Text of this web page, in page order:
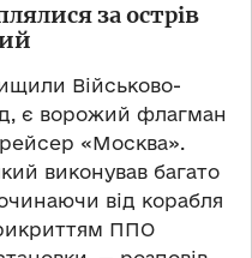
за острів
Військово-
є ворожий флагман
«Москва».
виконував багато
від корабля
ППО